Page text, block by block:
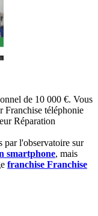
de 10 000 €. Vous
Franchise téléphonie
Réparation
par l'observatoire sur
smartphone, mais
franchise Franchise